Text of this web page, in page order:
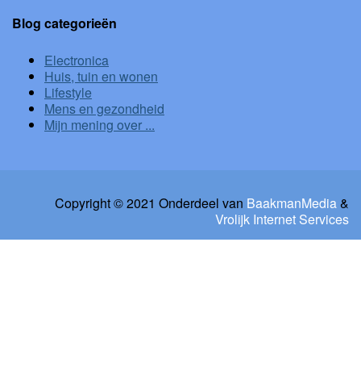
Blog categorieën
Electronica
Huis, tuin en wonen
Lifestyle
Mens en gezondheid
Mijn mening over ...
Copyright © 2021 Onderdeel van BaakmanMedia&
Vrolijk Internet Services